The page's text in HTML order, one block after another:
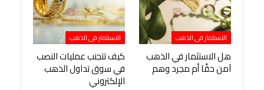
الاستثمار فى الذهب
هل الاستثمار في الذهب
آمن حقًا أم مجرد وهم
الاستثمار فى الذهب
كيف تتجنب عمليات النصب
في سوق تداول الذهب
الإلكتروني